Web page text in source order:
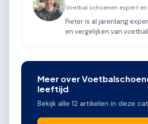
Voetbal schoenen expert
Pieter is al jarenlang
en vergelijken van
Meer over
leeftijd
Bekijk alle 12 artikelen in deze